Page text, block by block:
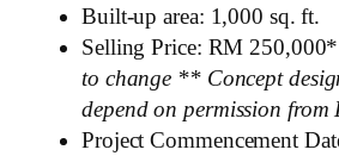
Built-up area: 1,000 sq. ft.
Selling Price: RM 250,000*
to change ** Concept
depend on permission
Project Commencement